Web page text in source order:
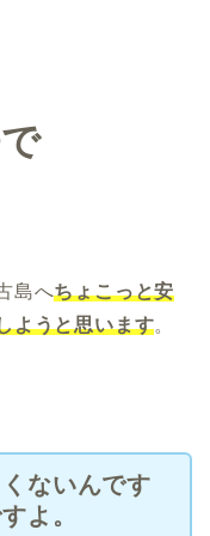
島へちょこっと安
ようと思います。
ないんです
よ。